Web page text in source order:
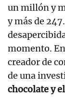
un millón y
y más de
momento.
creador de
de una
chocolate y